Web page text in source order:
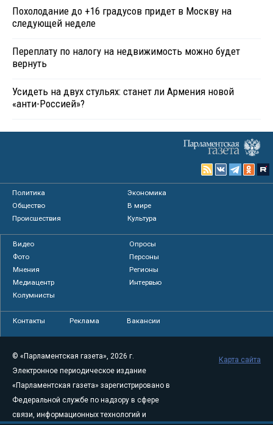
Похолодание до +16 градусов придет в Москву на
следующей неделе
Переплату по налогу на недвижимость можно будет
вернуть
Усидеть на двух стульях: станет ли Армения новой
«анти-Россией»?
Политика
Экономика
Общество
В мире
Происшествия
Культура
Видео
Опросы
Фото
Персоны
Мнения
Регионы
Медиацентр
Интервью
Колумнисты
Контакты Реклама Вакансии
© «Парламентская газета», 2026 г.
Электронное периодическое издание
«Парламентская газета» зарегистрировано в
Федеральной службе по надзору в сфере
связи, информационных технологий и
Карта сайта